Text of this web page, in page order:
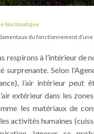
bioclimatique
du fonctionnement d’une
respirons à l’intérieur de
surprenante. Selon
l’air intérieur peut
extérieur dans les
les matériaux de
activités humaines